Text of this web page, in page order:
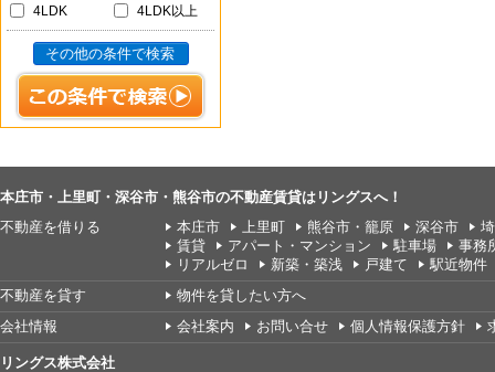
4LDK
4LDK以上
その他の条件で検索
本庄市・上里町・深谷市・熊谷市の不動産賃貸はリングスへ！
不動産を借りる
本庄市 上里町 熊谷市・籠原 深谷市
賃貸
アパート・マンション 駐車場
事務
リアルゼロ
新築・築浅 戸建て
駅近物件
不動産を貸す
物件を貸したい方へ
会社情報
会社案内 お問い合せ 個人情報保護方針
リングス株式会社